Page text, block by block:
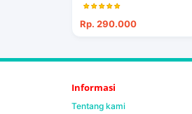
Rp. 290.000
Informasi
Tentang kami